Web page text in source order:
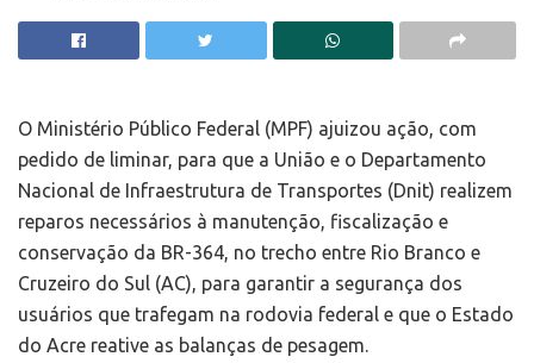
O Ministério Público Federal (MPF) ajuizou ação, com
pedido de liminar, para que a União e o Departamento
Nacional de Infraestrutura de Transportes (Dnit) realizem
reparos necessários à manutenção, fiscalização e
conservação da BR-364, no trecho entre Rio Branco e
Cruzeiro do Sul (AC), para garantir a segurança dos
usuários que trafegam na rodovia federal e que o Estado
do Acre reative as balanças de pesagem.